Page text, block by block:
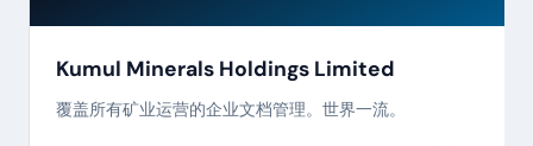
Kumul Minerals Holdings Limited
覆盖所有矿业运营的企业文档管理。世界一流。